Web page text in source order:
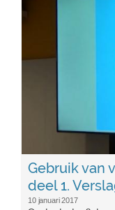
Gebruik van
deel 1.
10 januari 2017